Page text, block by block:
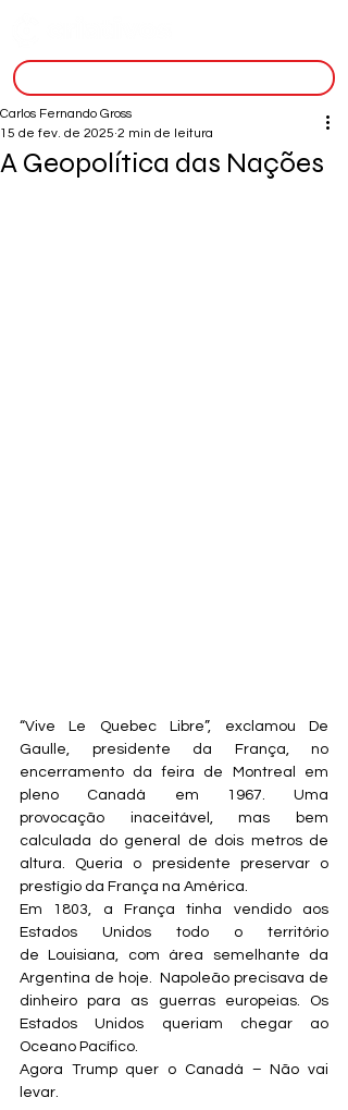
A Geopolítica das Nações
Carlos Fernando Gross
15 de fev. de 2025 2 min de leitura
“Vive Le Quebec Libre”, exclamou De
Gaulle, presidente da França, no
encerramento da feira de Montreal em
pleno Canadá em 1967. Uma
provocação inaceitável, mas bem
calculada do general de dois metros de
altura. Queria o presidente preservar o
prestígio da França na América.
Em 1803, a França tinha vendido aos
Estados Unidos todo o território
de Louisiana, com área semelhante da
Argentina de hoje.  Napoleão precisava de
dinheiro para as guerras europeias. Os
Estados Unidos queriam chegar ao
Oceano Pacífico.
Agora Trump quer o Canadá – Não vai
levar.